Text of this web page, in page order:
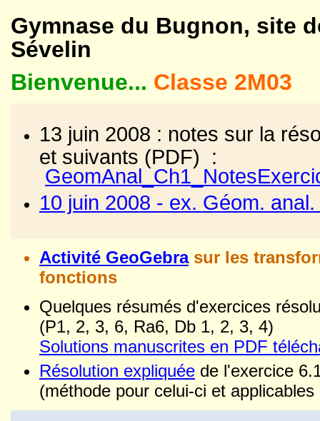
Gymnase du Bugnon, site
Sévelin
Bienvenue... Classe 2M03
13 juin 2008 : notes sur la
et suivants (PDF) :
10 juin 2008 - ex. Géom.
Activité GeoGebrasur les
fonctions
Quelques résumés d'exercices
(P1, 2, 3, 6, Ra6, Db 1, 2, 3, 4)
Solutions manuscrites en PDF
Résolution expliquée de l'exercice
(méthode pour celui-ci et